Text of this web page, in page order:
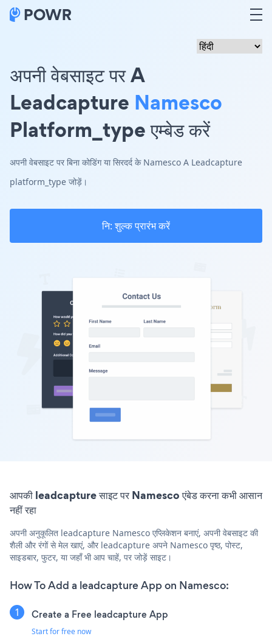
अपनी वेबसाइट पर A
Leadcapture Namesco
Platform_type एम्बेड करें
अपनी वेबसाइट पर बिना कोडिंग या सिरदर्द के Namesco A Leadcapture
platform_type जोड़ें।
नि: शुल्क प्रारंभ करें
आपकी leadcapture साइट पर Namesco एंबेड करना कभी आसान
नहीं रहा
अपनी अनुकूलित leadcapture Namesco एप्लिकेशन बनाएं, अपनी वेबसाइट की
शैली और रंगों से मेल खाएं, और leadcapture अपने Namesco पृष्ठ, पोस्ट,
साइडबार, फुटर, या जहाँ भी आप चाहें, पर जोड़ें साइट।
How To Add a leadcapture App on Namesco:
Create a Free leadcapture App
Start for free now